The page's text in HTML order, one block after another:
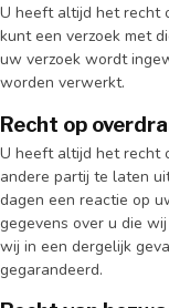
U heeft altijd het recht
kunt een verzoek met
uw verzoek wordt
worden verwerkt.
Recht op
U heeft altijd het recht
andere partij te laten
dagen een reactie op
gegevens over u die
wij in een dergelijk
gegarandeerd.